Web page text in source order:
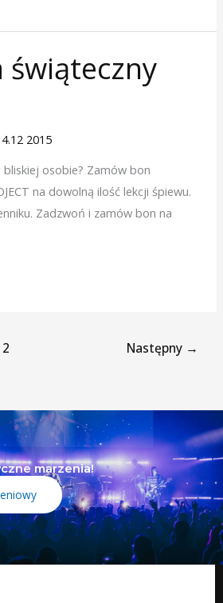
świąteczny
2015
osobie? Zamów bon
na dowolną ilość lekcji śpiewu.
Zadzwoń i zamów bon na
2 Następny →
marzenia!